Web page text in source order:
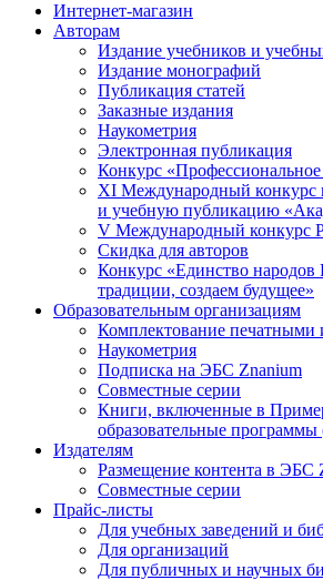
Интернет-магазин
Авторам
Издание учебников и
Издание монографий
Публикация статей
Заказные издания
Наукометрия
Электронная публикация
Конкурс «Профессиональное
XI Международный
и учебную публикацию
V Международный
Скидка для авторов
Конкурс «Единство народов
традиции, создаем будущее»
Образовательным организациям
Комплектование печатными
Наукометрия
Подписка на ЭБС Znanium
Совместные серии
Книги, включенные в
образовательные
Издателям
Размещение контента в ЭБС
Совместные серии
Прайс-листы
Для учебных заведений и
Для организаций
Для публичных и научных